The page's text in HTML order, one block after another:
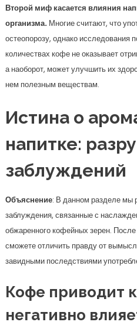
Второй миф касается влияния
организма. Многие считают, что
остеопорозу, однако исследования
количествах кофе не оказывает
а наоборот, может улучшить их
нем полезным веществам.
Истина о
напитке:
заблуждений
Объяснение: В данном разделе мы
заблуждения, связанные с
обжаренного кофейных зерен.
сможете отличить правду от
завидными последствиями
Кофе приводит
негативно